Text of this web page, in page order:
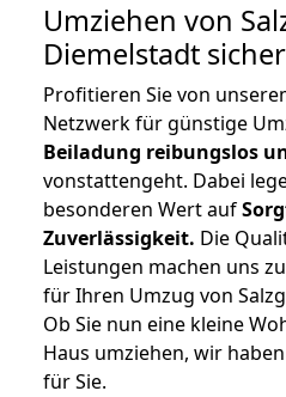
Umziehen von
Diemelstadt
Profitieren Sie von
Netzwerk für günstige
Beiladung reibungslos
vonstattengeht. Dabei
besonderen Wert auf
Zuverlässigkeit. Die
Leistungen machen uns
für Ihren Umzug von
Ob Sie nun eine kleine
Haus umziehen, wir
für Sie.